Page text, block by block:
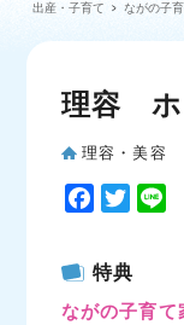
出産・子育て ながの子
理容 ホ
理容・美容
F
e
b
T
t
t
特典
ながの子育て